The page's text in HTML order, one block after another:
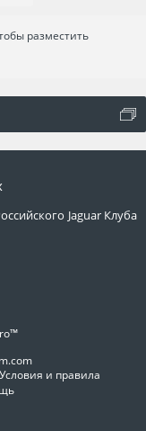
разместить
Jaguar Клуба
Условия и правила